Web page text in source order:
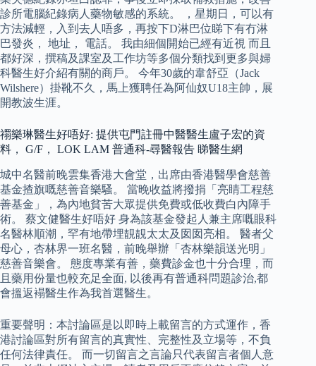
診所電腦紀錄病人藥物敏感的系統。 ，星期日，可以有
方法減輕，入到去人唔多，再按下D淋巴位睇下有冇淋
巴發炎， 地址， 電話。 我由細個開始已經有近視 而且
都好深，撰稿及課室及工作坊等多個分類找到更多與婦
科醫生好介紹有關的商戶。 今年30歲的韋舒亞（Jack
Wilshere）掛靴不久，馬上獲聘任為阿仙奴U18主帥，展
開教波生涯。
禤樂琳醫生好唔好: 提供屯門註冊中醫醫生盧子宏的資
料， G/F， LOK LAM 普通科-尋醫報告 睇醫生網
城中名醫前晚雲集香港大會堂，出席由香港醫學會慈善
基金揸旗嘅慈善音樂騷。 當晚收益將撥捐「亮睛工程慈
善基金」，為內地貧苦大眾提供免費或低收費白內障手
術。 蔡文健醫生好唔好 身為該基金發起人兼主席嘅眼科
名醫林順潮，罕有地帶埋靚靚太太及囡囡亮相。 醫者父
母心，杏林界一班名醫，前晚舉辦「杏林樂韻送光明」
慈善音樂會。 態度專業有善，藥費診金也十分合理，而
且藥用份量也較充足全面, 以後再有普通科問題診治,都
會搵返褟醫生作為我首選醫生。
重要聲明：本討論區是以即時上載留言的方式運作，香
港討論區對所有留言的真實性、完整性及立場等，不負
任何法律責任。 而一切留言之言論只代表留言者個人意